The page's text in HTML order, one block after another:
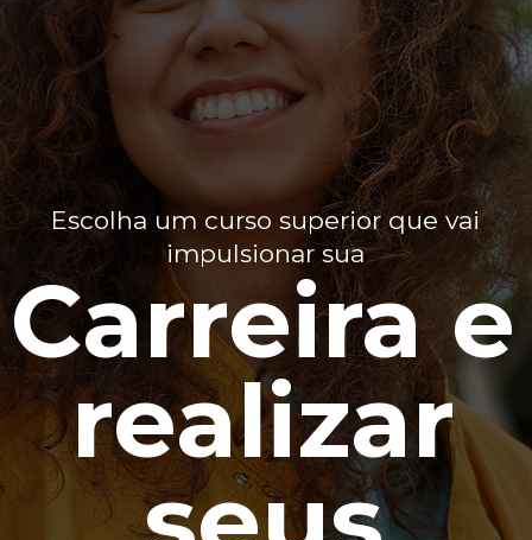
Escolha um curso superior que vai
impulsionar sua
Carreira e
realizar